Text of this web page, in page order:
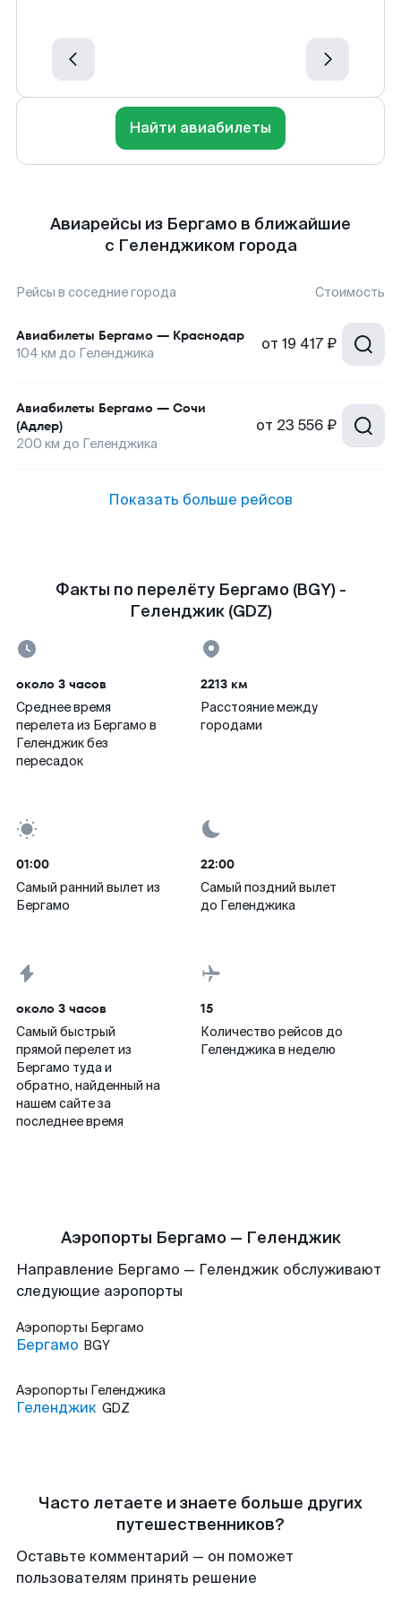
Найти авиабилеты
Авиарейсы из Бергамо в ближайшие
с Геленджиком города
Рейсы в соседние города Стоимость
Авиабилеты Бергамо — Краснодар
104 км до Геленджика от 19 417 ₽
Авиабилеты Бергамо — Сочи
(Адлер)
200 км до Геленджика
от 23 556 ₽
Показать больше рейсов
Факты по перелёту Бергамо (BGY) -
Геленджик (GDZ)
около 3 часов
Среднее время
перелета из Бергамо в
Геленджик без
пересадок
2213 км
Расстояние между
городами
01:00
Самый ранний вылет из
Бергамо
22:00
Самый поздний вылет
до Геленджика
около 3 часов
Самый быстрый
прямой перелет из
Бергамо туда и
обратно, найденный на
нашем сайте за
последнее время
15
Количество рейсов до
Геленджика в неделю
Аэропорты Бергамо — Геленджик
Направление Бергамо — Геленджик обслуживают
следующие аэропорты
Аэропорты Бергамо
Бергамо BGY
Аэропорты Геленджика
Геленджик GDZ
Часто летаете и знаете больше других
путешественников?
Оставьте комментарий — он поможет
пользователям принять решение